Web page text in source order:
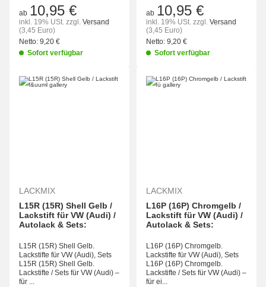
ab 10,95 €
inkl. 19% USt. zzgl. Versand
(3,45 Euro)
Netto: 9,20 €
Sofort verfügbar
ab 10,95 €
inkl. 19% USt. zzgl. Versand
(3,45 Euro)
Netto: 9,20 €
Sofort verfügbar
LACKMIX
L15R (15R) Shell Gelb /
Lackstift für VW (Audi) /
Autolack & Sets:
L15R (15R) Shell Gelb.
Lackstifte für VW (Audi), Sets
L15R (15R) Shell Gelb.
Lackstifte / Sets für VW (Audi) –
für ...
LACKMIX
L16P (16P) Chromgelb /
Lackstift für VW (Audi) /
Autolack & Sets:
L16P (16P) Chromgelb.
Lackstifte für VW (Audi), Sets
L16P (16P) Chromgelb.
Lackstifte / Sets für VW (Audi) –
für ei...